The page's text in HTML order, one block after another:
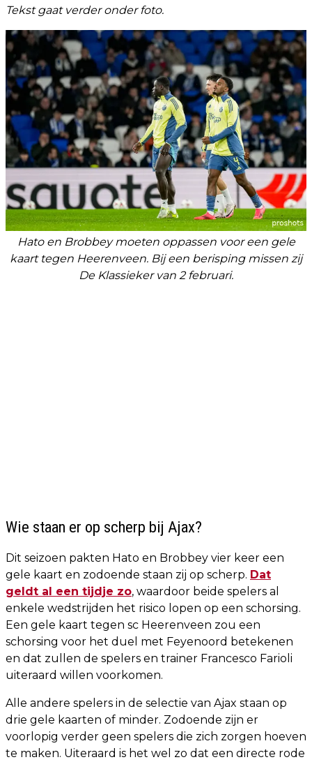
Tekst gaat verder onder foto.
Hato en Brobbey moeten oppassen voor een gele
kaart tegen Heerenveen. Bij een berisping missen zij
De Klassieker van 2 februari.
Wie staan er op scherp bij Ajax?
Dit seizoen pakten Hato en Brobbey vier keer een
gele kaart en zodoende staan zij op scherp. Dat
geldt al een tijdje zo, waardoor beide spelers al
enkele wedstrijden het risico lopen op een schorsing.
Een gele kaart tegen sc Heerenveen zou een
schorsing voor het duel met Feyenoord betekenen
en dat zullen de spelers en trainer Francesco Farioli
uiteraard willen voorkomen.
Alle andere spelers in de selectie van Ajax staan op
drie gele kaarten of minder. Zodoende zijn er
voorlopig verder geen spelers die zich zorgen hoeven
te maken. Uiteraard is het wel zo dat een directe rode